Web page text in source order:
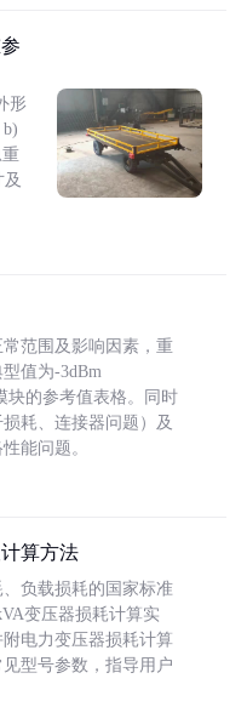
形
范围及影响因素，重
值为-3dBm
块的参考值表格。同时
耗、连接器问题）及
能问题。
算方法
负载损耗的国家标准
变压器损耗计算实
电力变压器损耗计算
见型号参数，指导用户